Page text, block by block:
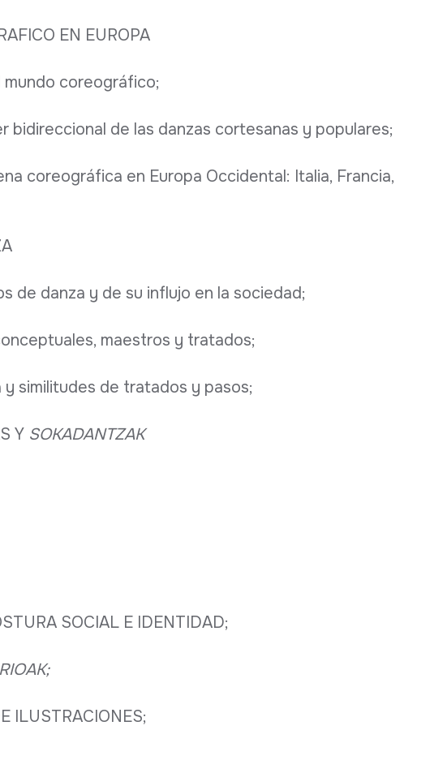
EN EUROPA
mundo coreográfico;
bidireccional de las danzas cortesanas y populares;
coreográfica en Europa Occidental: Italia, Francia,
de danza y de su influjo en la sociedad;
maestros y tratados;
y similitudes de tratados y pasos;
Y SOKADANTZAK
SOCIAL E IDENTIDAD;
ILUSTRACIONES;